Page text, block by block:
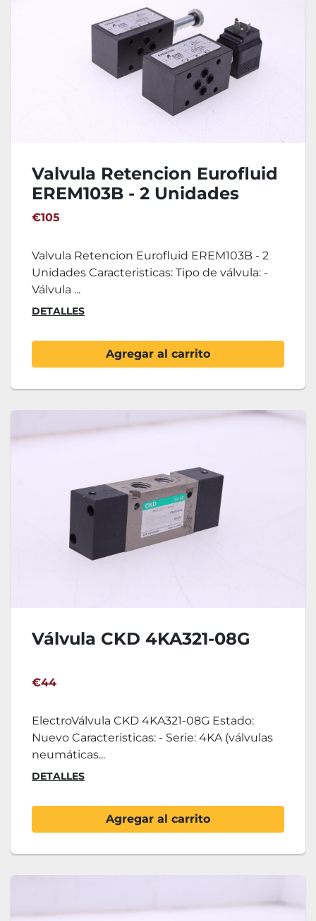
Valvula Retencion Eurofluid
EREM103B - 2 Unidades
€105
Valvula Retencion Eurofluid EREM103B - 2
Unidades Caracteristicas: Tipo de válvula: -
Válvula ...
DETALLES
Agregar al carrito
Válvula CKD 4KA321-08G
€44
ElectroVálvula CKD 4KA321-08G Estado:
Nuevo Caracteristicas: - Serie: 4KA (válvulas
neumáticas...
DETALLES
Agregar al carrito